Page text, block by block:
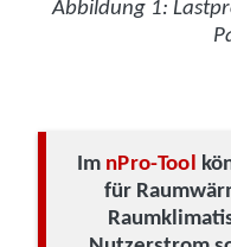
Abbildung 1:
Im nPro-Tool
für